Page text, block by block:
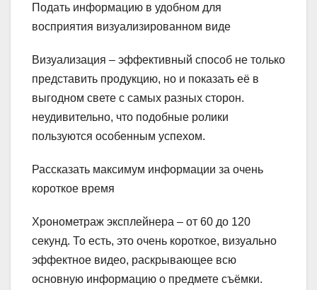
Подать информацию в удобном для
восприятия визуализированном виде
Визуализация – эффективный способ не только
представить продукцию, но и показать её в
выгодном свете с самых разных сторон.
неудивительно, что подобные ролики
пользуются особенным успехом.
Рассказать максимум информации за очень
короткое время
Хронометраж эксплейнера – от 60 до 120
секунд. То есть, это очень короткое, визуально
эффектное видео, раскрывающее всю
основную информацию о предмете съёмки.